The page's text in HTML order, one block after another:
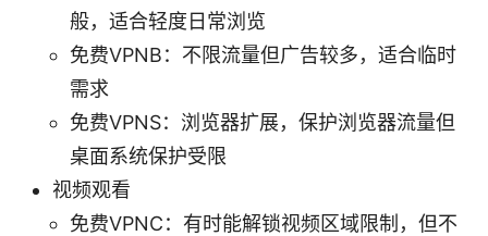
般，适合轻度日常浏览
免费VPNB：不限流量但广告较多，适合临时
需求
免费VPNS：浏览器扩展，保护浏览器流量但
桌面系统保护受限
视频观看
免费VPNC：有时能解锁视频区域限制，但不